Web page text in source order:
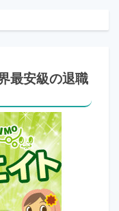
最安級の退職